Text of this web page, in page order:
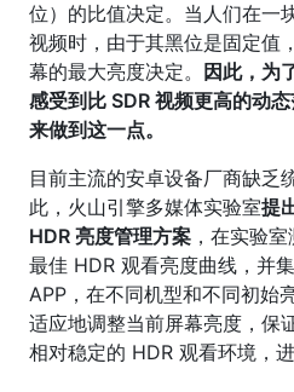
位）的比值决定。当人们在一
视频时，由于其黑位是固定值
幕的最大亮度决定。
因此，为
感受到比 SDR 视频更高的动
来做到这一点。
目前主流的安卓设备厂商缺乏
此，火山引擎多媒体实验室提
HDR 亮度管理方案 ，在实验
最佳 HDR 观看亮度曲线，并
APP，在不同机型和不同初始
适应地调整当前屏幕亮度，保
相对稳定的 HDR 观看环境，